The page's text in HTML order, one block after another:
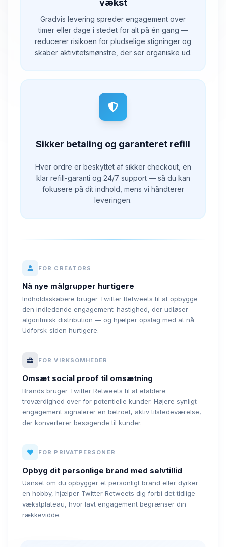
vækst
Gradvis levering spreder engagement over
timer eller dage i stedet for alt på én gang —
reducerer risikoen for pludselige stigninger og
skaber aktivitetsmønstre, der ser organiske ud.
Sikker betaling og garanteret refill
Hver ordre er beskyttet af sikker checkout, en
klar refill-garanti og 24/7 support — så du kan
fokusere på dit indhold, mens vi håndterer
leveringen.
FOR CREATORS
Nå nye målgrupper hurtigere
Indholdsskabere bruger Twitter Retweets til at opbygge
den indledende engagement-hastighed, der udløser
algoritmisk distribution — og hjælper opslag med at nå
Udforsk-siden hurtigere.
FOR VIRKSOMHEDER
Omsæt social proof til omsætning
Brands bruger Twitter Retweets til at etablere
troværdighed over for potentielle kunder. Højere synligt
engagement signalerer en betroet, aktiv tilstedeværelse,
der konverterer besøgende til kunder.
FOR PRIVATPERSONER
Opbyg dit personlige brand med selvtillid
Uanset om du opbygger et personligt brand eller dyrker
en hobby, hjælper Twitter Retweets dig forbi det tidlige
vækstplateau, hvor lavt engagement begrænser din
rækkevidde.